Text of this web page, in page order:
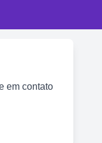
em contato